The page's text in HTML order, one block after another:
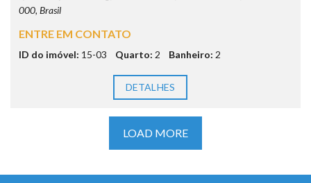
000, Brasil
ENTRE EM CONTATO
ID do imóvel: 15-03 Quarto: 2 Banheiro: 2
DETALHES
LOAD MORE